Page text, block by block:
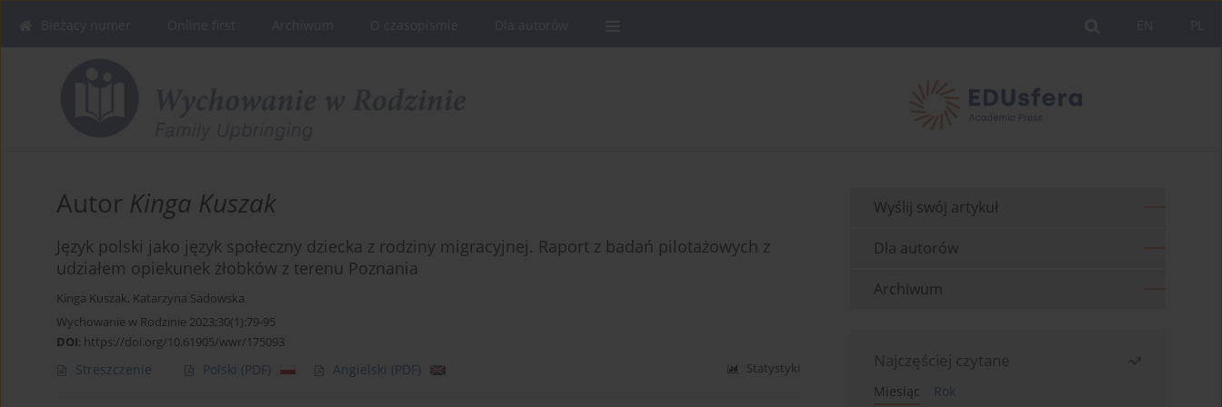
Autor Kinga Kuszak
Język polski jako język społeczny dziecka z rodziny migracyjnej. Raport z badań pilotażowych z
udziałem opiekunek żłobków z terenu Poznania
Kinga Kuszak, Katarzyna Sadowska
Wychowanie w Rodzinie 2023;30(1):79-95
DOI: https://doi.org/10.61905/wwr/175093
Streszczenie Polski (PDF) Angielski (PDF) Statystyki
Wyślij swój artykuł
Dla autorów
Archiwum
Najczęściej czytane
Miesiąc
Rok